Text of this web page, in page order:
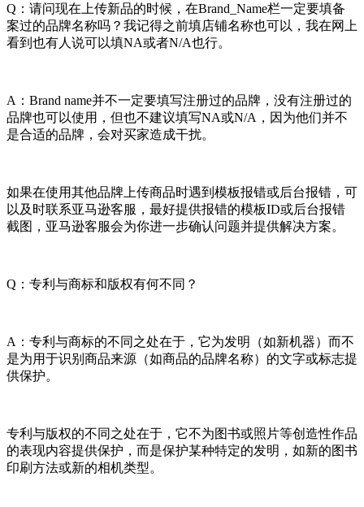
Q：请问现在上传新品的时候，在Brand_Name栏一定要填备
案过的品牌名称吗？我记得之前填店铺名称也可以，我在网上
看到也有人说可以填NA或者N/A也行。
A：Brand name并不一定要填写注册过的品牌，没有注册过的
品牌也可以使用，但也不建议填写NA或N/A，因为他们并不
是合适的品牌，会对买家造成干扰。
如果在使用其他品牌上传商品时遇到模板报错或后台报错，可
以及时联系亚马逊客服，最好提供报错的模板ID或后台报错
截图，亚马逊客服会为你进一步确认问题并提供解决方案。
Q：专利与商标和版权有何不同？
A：专利与商标的不同之处在于，它为发明（如新机器）而不
是为用于识别商品来源（如商品的品牌名称）的文字或标志提
供保护。
专利与版权的不同之处在于，它不为图书或照片等创造性作品
的表现内容提供保护，而是保护某种特定的发明，如新的图书
印刷方法或新的相机类型。